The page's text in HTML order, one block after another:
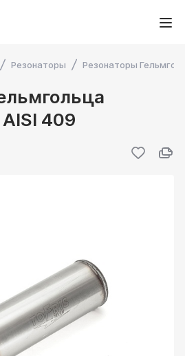
Резонаторы Резонаторы
409